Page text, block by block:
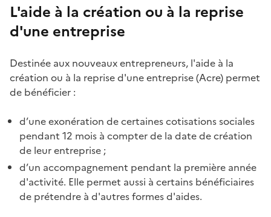
L'aide à la création ou à la reprise
d'une entreprise
Destinée aux nouveaux entrepreneurs, l'aide à la
création ou à la reprise d'une entreprise (Acre) permet
de bénéficier :
d’une exonération de certaines cotisations sociales
pendant 12 mois à compter de la date de création
de leur entreprise ;
d’un accompagnement pendant la première année
d'activité. Elle permet aussi à certains bénéficiaires
de prétendre à d'autres formes d'aides.